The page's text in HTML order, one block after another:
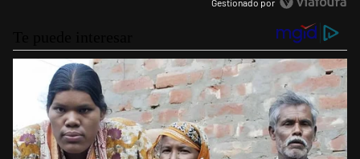
Gestionado por